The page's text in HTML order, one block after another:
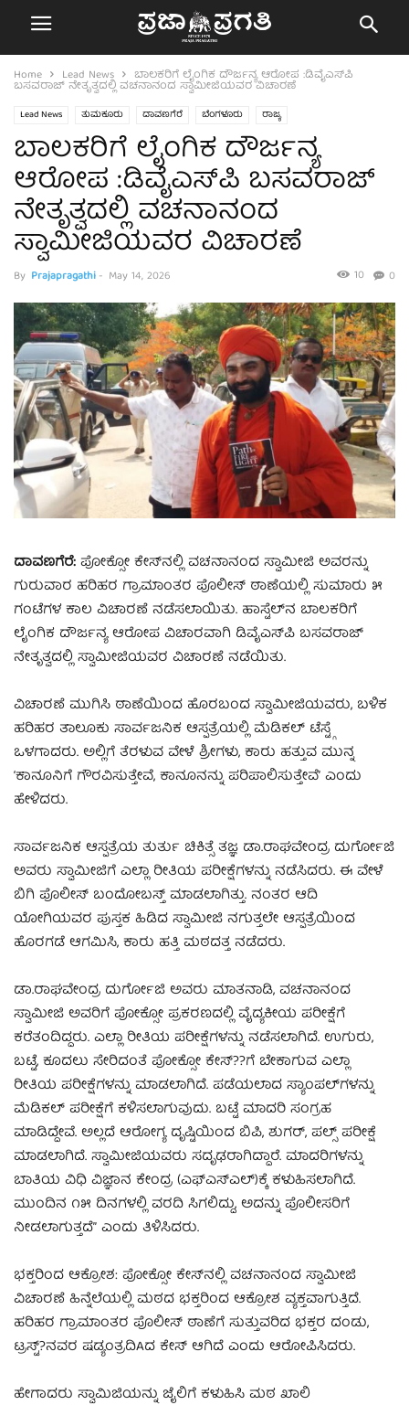
Home Lead News ಬಾಲಕರಿಗೆ ಲೈಂಗಿಕ ದೌರ್ಜನ್ಯ ಆರೋಪ :ಡಿವೈಎಸ್‌ಪಿ
ಬಸವರಾಜ್ ನೇತೃತ್ವದಲ್ಲಿ ವಚನಾನಂದ ಸ್ವಾಮೀಜಿಯವರ ವಿಚಾರಣೆ
Lead News ತುಮಕೂರು ದಾವಣಗೆರೆ ಬೆಂಗಳೂರು ರಾಜ್ಯ
ಬಾಲಕರಿಗೆ ಲೈಂಗಿಕ ದೌರ್ಜನ್ಯ
ಆರೋಪ :ಡಿವೈಎಸ್‌ಪಿ ಬಸವರಾಜ್
ನೇತೃತ್ವದಲ್ಲಿ ವಚನಾನಂದ
ಸ್ವಾಮೀಜಿಯವರ ವಿಚಾರಣೆ
By Prajapragathi- May 14, 2026 0
10
ದಾವಣಗೆರೆ:ಪೋಕ್ಸೋ ಕೇಸ್‌ನಲ್ಲಿ ವಚನಾನಂದ ಸ್ವಾಮೀಜಿ ಅವರನ್ನು
ಗುರುವಾರ ಹರಿಹರ ಗ್ರಾಮಾಂತರ ಪೊಲೀಸ್ ಠಾಣೆಯಲ್ಲಿ ಸುಮಾರು ೫
ಗಂಟೆಗಳ ಕಾಲ ವಿಚಾರಣೆ ನಡೆಸಲಾಯಿತು. ಹಾಸ್ಟೆಲ್‌ನ ಬಾಲಕರಿಗೆ
ಲೈಂಗಿಕ ದೌರ್ಜನ್ಯ ಆರೋಪ ವಿಚಾರವಾಗಿ ಡಿವೈಎಸ್‌ಪಿ ಬಸವರಾಜ್
ನೇತೃತ್ವದಲ್ಲಿ ಸ್ವಾಮೀಜಿಯವರ ವಿಚಾರಣೆ ನಡೆಯಿತು.
ವಿಚಾರಣೆ ಮುಗಿಸಿ ಠಾಣೆಯಿಂದ ಹೊರಬಂದ ಸ್ವಾಮೀಜಿಯವರು, ಬಳಿಕ
ಹರಿಹರ ತಾಲೂಕು ಸಾರ್ವಜನಿಕ ಆಸ್ಪತ್ರೆಯಲ್ಲಿ ಮೆಡಿಕಲ್ ಟೆಸ್ಟ್ಗೆ
ಒಳಗಾದರು. ಅಲ್ಲಿಗೆ ತೆರಳುವ ವೇಳೆ ಶ್ರೀಗಳು, ಕಾರು ಹತ್ತುವ ಮುನ್ನ
‘ಕಾನೂನಿಗೆ ಗೌರವಿಸುತ್ತೇವೆ, ಕಾನೂನನ್ನು ಪರಿಪಾಲಿಸುತ್ತೇವೆ’ ಎಂದು
ಹೇಳಿದರು.
ಸಾರ್ವಜನಿಕ ಆಸ್ಪತ್ರೆಯ ತುರ್ತು ಚಿಕಿತ್ಸೆ ತಜ್ಞ ಡಾ.ರಾಘವೇಂದ್ರ ದುರ್ಗೋಜಿ
ಅವರು ಸ್ವಾಮೀಜಿಗೆ ಎಲ್ಲಾ ರೀತಿಯ ಪರೀಕ್ಷೆಗಳನ್ನು ನಡೆಸಿದರು. ಈ ವೇಳೆ
ಬಿಗಿ ಪೊಲೀಸ್ ಬಂದೋಬಸ್ತ್ ಮಾಡಲಾಗಿತ್ತು. ನಂತರ ಆದಿ
ಯೋಗಿಯವರ ಪುಸ್ತಕ ಹಿಡಿದ ಸ್ವಾಮೀಜಿ ನಗುತ್ತಲೇ ಆಸ್ಪತ್ರೆಯಿಂದ
ಹೊರಗಡೆ ಆಗಮಿಸಿ, ಕಾರು ಹತ್ತಿ ಮಠದತ್ತ ನಡೆದರು.
ಡಾ.ರಾಘವೇಂದ್ರ ದುರ್ಗೋಜಿ ಅವರು ಮಾತನಾಡಿ, ವಚನಾನಂದ
ಸ್ವಾಮೀಜಿ ಅವರಿಗೆ ಪೋಕ್ಸೋ ಪ್ರಕರಣದಲ್ಲಿ ವೈದ್ಯಕೀಯ ಪರೀಕ್ಷೆಗೆ
ಕರೆತಂದಿದ್ದರು. ಎಲ್ಲಾ ರೀತಿಯ ಪರೀಕ್ಷೆಗಳನ್ನು ನಡೆಸಲಾಗಿದೆ. ಉಗುರು,
ಬಟ್ಟೆ, ಕೂದಲು ಸೇರಿದಂತೆ ಪೋಕ್ಸೋ ಕೇಸ್??ಗೆ ಬೇಕಾಗುವ ಎಲ್ಲಾ
ರೀತಿಯ ಪರೀಕ್ಷೆಗಳನ್ನು ಮಾಡಲಾಗಿದೆ. ಪಡೆಯಲಾದ ಸ್ಯಾಂಪಲ್‌ಗಳನ್ನು
ಮೆಡಿಕಲ್ ಪರೀಕ್ಷೆಗೆ ಕಳಿಸಲಾಗುವುದು. ಬಟ್ಟೆ ಮಾದರಿ ಸಂಗ್ರಹ
ಮಾಡಿದ್ದೇವೆ. ಅಲ್ಲದೆ ಆರೋಗ್ಯ ದೃಷ್ಟಿಯಿಂದ ಬಿಪಿ, ಶುಗರ್, ಪಲ್ಸ್ ಪರೀಕ್ಷೆ
ಮಾಡಲಾಗಿದೆ. ಸ್ವಾಮೀಜಿಯವರು ಸದೃಢರಾಗಿದ್ದಾರೆ. ಮಾದರಿಗಳನ್ನು
ಬಾತಿಯ ವಿಧಿ ವಿಜ್ಞಾನ ಕೇಂದ್ರ (ಎಫ್‌ಎಸ್‌ಎಲ್)ಕ್ಕೆ ಕಳುಹಿಸಲಾಗಿದೆ.
ಮುಂದಿನ ೧೫ ದಿನಗಳಲ್ಲಿ ವರದಿ ಸಿಗಲಿದ್ದು, ಅದನ್ನು ಪೊಲೀಸರಿಗೆ
ನೀಡಲಾಗುತ್ತದೆ” ಎಂದು ತಿಳಿಸಿದರು.
ಭಕ್ತರಿಂದ ಆಕ್ರೋಶ: ಪೋಕ್ಸೋ ಕೇಸ್‌ನಲ್ಲಿ ವಚನಾನಂದ ಸ್ವಾಮೀಜಿ
ವಿಚಾರಣೆ ಹಿನ್ನೆಲೆಯಲ್ಲಿ ಮಠದ ಭಕ್ತರಿಂದ ಆಕ್ರೋಶ ವ್ಯಕ್ತವಾಗುತ್ತಿದೆ.
ಹರಿಹರ ಗ್ರಾಮಾಂತರ ಪೊಲೀಸ್ ಠಾಣೆಗೆ ಸುತ್ತುವರಿದ ಭಕ್ತರ ದಂಡು,
ಟ್ರಸ್ಟ್?ನವರ ಷಡ್ಯಂತ್ರದಿAದ ಕೇಸ್ ಆಗಿದೆ ಎಂದು ಆರೋಪಿಸಿದರು.
ಹೇಗಾದರು ಸ್ವಾಮಿಜಿಯನ್ನು ಜೈಲಿಗೆ ಕಳುಹಿಸಿ ಮಠ ಖಾಲಿ